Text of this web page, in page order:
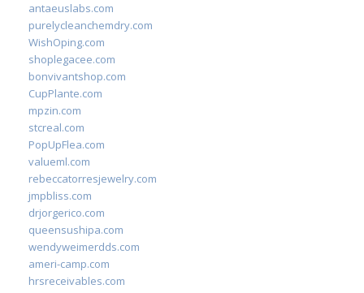
antaeuslabs.com
purelycleanchemdry.com
WishOping.com
shoplegacee.com
bonvivantshop.com
CupPlante.com
mpzin.com
stcreal.com
PopUpFlea.com
valueml.com
rebeccatorresjewelry.com
jmpbliss.com
drjorgerico.com
queensushipa.com
wendyweimerdds.com
ameri-camp.com
hrsreceivables.com